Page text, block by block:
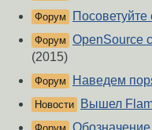
Форум Посоветуйте
Форум OpenSource
(2015)
Форум Наведем
Новости Вышел
Обозначение